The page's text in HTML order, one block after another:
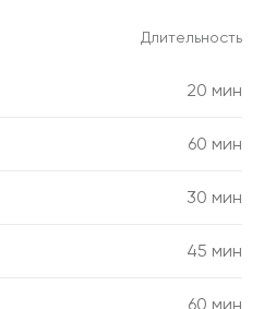
Длительность
20 мин
60 мин
30 мин
45 мин
60 мин